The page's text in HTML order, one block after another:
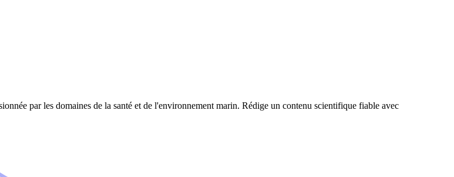
par les domaines de la santé et de l'environnement marin. Rédige un contenu scientifique fiable avec